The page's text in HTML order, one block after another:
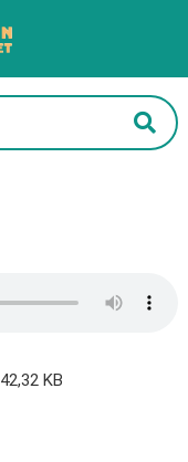
42,32 KB